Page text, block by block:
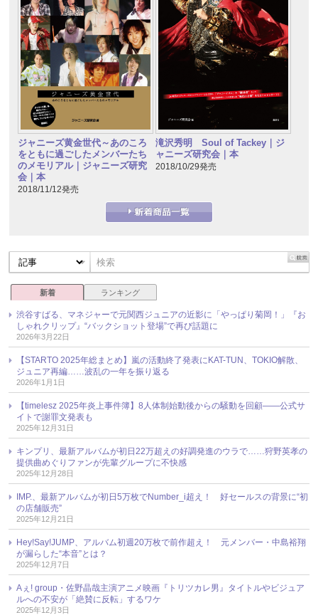
ジャニーズ黄金世代～あのころ
をともに過ごしたメンバーたち
のメモリアル｜ジャニーズ研究
会｜本
2018/11/12発売
滝沢秀明 Soul of Tackey｜ジ
ャニーズ研究会｜本
2018/10/29発売
新着 ランキング
渋谷すばる、マネジャーで元関西ジュニアの近影に「やっぱり菊岡！」『お
しゃれクリップ』“バックショット登場”で再び話題に
2026年3月22日
【STARTO 2025年総まとめ】嵐の活動終了発表にKAT-TUN、TOKIO解散、
ジュニア再編……波乱の一年を振り返る
2026年1月1日
【timelesz 2025年炎上事件簿】8人体制始動後からの騒動を回顧――公式サ
イトで謝罪文発表も
2025年12月31日
キンプリ、最新アルバムが初日22万超えの好調発進のウラで……狩野英孝の
提供曲めぐりファンが先輩グループに不快感
2025年12月28日
IMP.、最新アルバムが初日5万枚でNumber_i超え！ 好セールスの背景に“初
の店舗販売”
2025年12月21日
Hey!Say!JUMP、アルバム初週20万枚で前作超え！ 元メンバー・中島裕翔
が漏らした“本音”とは？
2025年12月7日
Aぇ! group・佐野晶哉主演アニメ映画『トリツカレ男』タイトルやビジュア
ルへの不安が「絶賛に反転」するワケ
2025年12月3日